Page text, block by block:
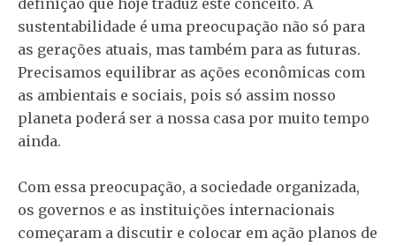
definição que hoje traduz este conceito. A
sustentabilidade é uma preocupação não só para
as gerações atuais, mas também para as futuras.
Precisamos equilibrar as ações econômicas com
as ambientais e sociais, pois só assim nosso
planeta poderá ser a nossa casa por muito tempo
ainda.
Com essa preocupação, a sociedade organizada,
os governos e as instituições internacionais
começaram a discutir e colocar em ação planos de